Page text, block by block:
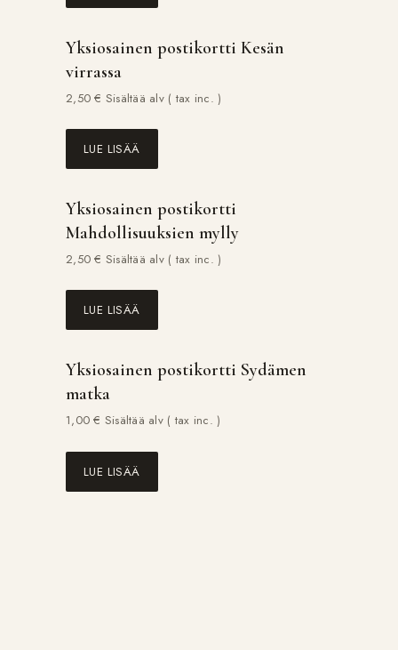
Yksiosainen postikortti Kesän
virrassa
2,50€ Sisältää alv ( tax inc. )
LUE LISÄÄ
Yksiosainen postikortti
Mahdollisuuksien mylly
2,50€ Sisältää alv ( tax inc. )
LUE LISÄÄ
Yksiosainen postikortti Sydämen
matka
1,00€ Sisältää alv ( tax inc. )
LUE LISÄÄ